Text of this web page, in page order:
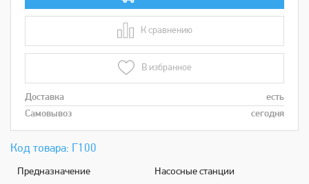
Код товара: Г100
Предназначениe Насосные станции
К сравнению
В сравнении
В избранное
Доставка
есть
Самовывоз
сегодня